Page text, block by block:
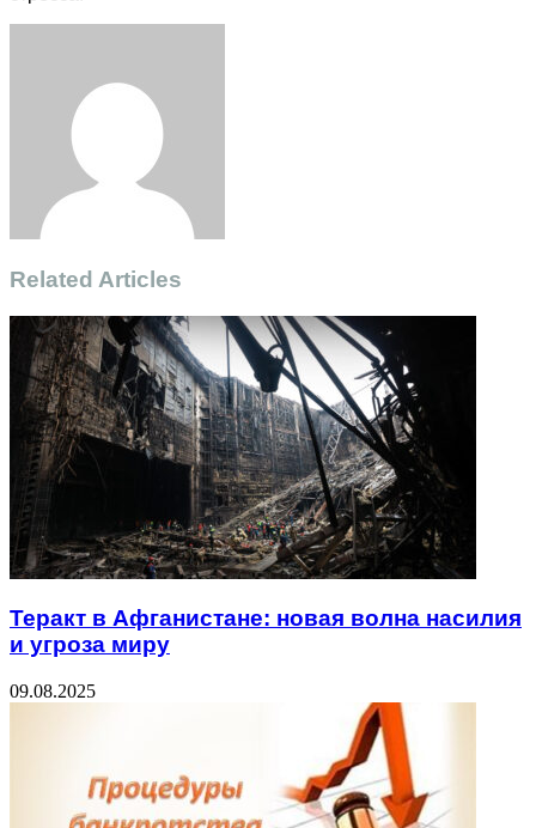
Related Articles
Теракт в Афганистане: новая волна насилия
и угроза миру
09.08.2025